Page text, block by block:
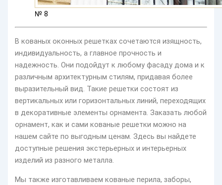
№ 8
В кованых оконных решетках сочетаются изящность,
индивидуальность, а главное прочность и
надежность. Они подойдут к любому фасаду дома и к
различным архитектурным стилям, придавая более
выразительный вид. Такие решетки состоят из
вертикальных или горизонтальных линий, переходящих
в декоративные элементы орнамента. Заказать любой
орнамент, как и сами кованые решетки можно на
нашем сайте по выгодным ценам. Здесь вы найдете
доступные решения экстерьерных и интерьерных
изделий из разного металла.
Мы также изготавливаем кованые перила, заборы,